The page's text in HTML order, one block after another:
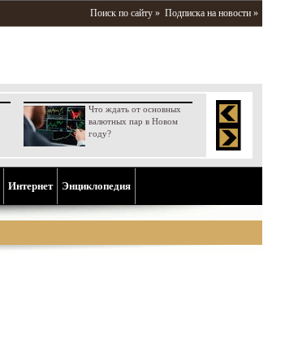
Поиск по сайту » Подписка на новости »
Что ждать от основных
валютных пар в Новом
году?
Интернет Энциклопедия